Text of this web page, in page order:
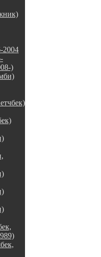
2004
)